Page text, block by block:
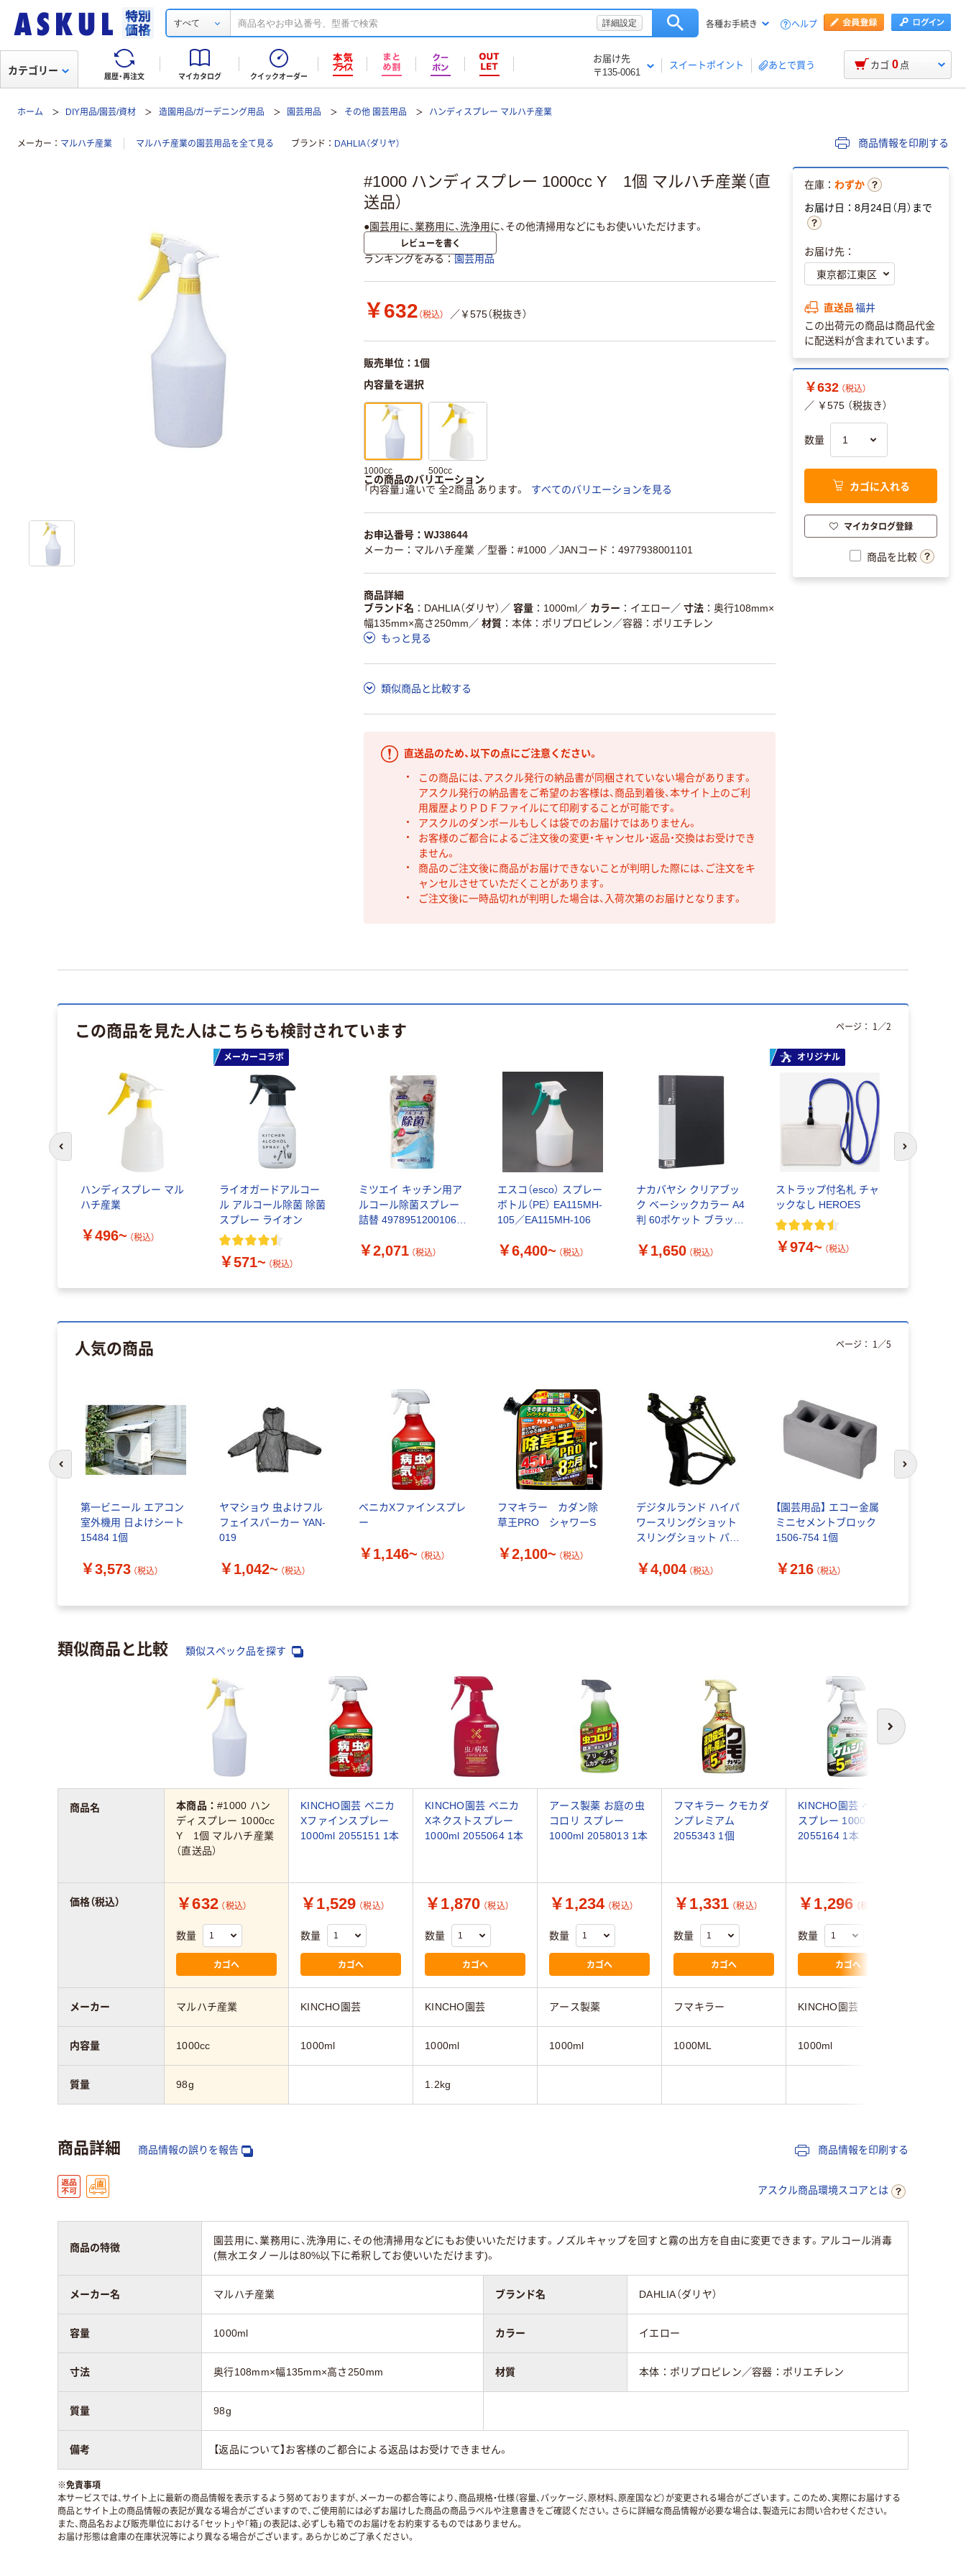
すべて 詳細設定 各種お手続き ヘルプ
履歴・再注文 マイカタログ クイックオーダー
お届け先
〒135-0061
スイートポイント あとで買う
カテゴリー カゴ 0 点
ホーム DIY用品/園芸/資材 造園用品/ガーデニング用品 園芸用品 その他 園芸用品 ハンディスプレー マルハチ産業
メーカー マルハチ産業 マルハチ産業の園芸用品を全て見る ブランド DAHLIA（ダリヤ） 商品情報を印刷する
#1000 ハンディスプレー 1000cc Y 1個 マルハチ産業（直
送品）
●園芸用に、業務用に、洗浄用に、その他清掃用などにもお使いいただけます。
レビューを書く
ランキングをみる 園芸用品
￥632 （税込） ／￥575（税抜き）
販売単位：1個
内容量を選択
1000cc 500cc
この商品のバリエーション
「内容量」違いで 全2商品 あります。
すべてのバリエーションを見る
お申込番号：WJ38644
メーカー：マルハチ産業 ／型番：#1000 ／JANコード：4977938001101
商品詳細
ブランド名
DAHLIA（ダリヤ） ／ 容量 1000ml／ カラー イエロー ／ 寸法
奥行108mm×
幅135mm×高さ250mm ／ 材質
本体：ポリプロピレン／容器：ポリエチレン
もっと見る
類似商品と比較する
直送品のため、以下の点にご注意ください。
この商品には、アスクル発行の納品書が同梱されていない場合があります。
アスクル発行の納品書をご希望のお客様は、商品到着後、本サイト上のご利
用履歴よりＰＤＦファイルにて印刷することが可能です。
アスクルのダンボールもしくは袋でのお届けではありません。
お客様のご都合によるご注文後の変更・キャンセル・返品・交換はお受けでき
ません。
商品のご注文後に商品がお届けできないことが判明した際には、ご注文をキ
ャンセルさせていただくことがあります。
ご注文後に一時品切れが判明した場合は、入荷次第のお届けとなります。
在庫： わずか
お届け日：8月24日（月）まで
お届け先：
直送品福井
この出荷元の商品は商品代金
に配送料が含まれています。
￥632 （税込）
／ ￥575 （税抜き）
数量
カゴに入れる
マイカタログ登録
商品を比較
この商品を見た人はこちらも検討されています
ハンディスプレー マル
ハチ産業
￥496~ （税込）
メーカーコラボ
ライオガードアルコー
ル アルコール除菌 除菌
スプレー ライオン
￥571~ （税込）
ミツエイ キッチン用ア
ルコール除菌スプレー
詰替 4978951200106 1
送品）
￥2,071 （税込）
エスコ（esco） スプレー
ボトル（PE） EA115MH-
105／EA115MH-106
￥6,400~ （税込）
ナカバヤシ クリアブッ
ク ベーシックカラー A4
判 60ポケット ブラック
￥1,650 （税込）
オリジナル
ストラップ付名札 チャ
ックなし HEROES
￥974~ （税込）
ページ： 1 ／2
前のスライドへ 次のスライド
人気の商品
第一ビニール エアコン
室外機用 日よけシート
15484 1個
￥3,573 （税込）
ヤマショウ 虫よけフル
フェイスパーカー YAN-
019
￥1,042~ （税込）
ベニカXファインスプレ
ー
￥1,146~ （税込）
フマキラー カダン除
草王PRO シャワーS
￥2,100~ （税込）
デジタルランド ハイパ
ワースリングショット
スリングショット パチ
対策 DL-80221 1個（直
￥4,004 （税込）
【園芸用品】 エコー金属
ミニセメントブロック
1506-754 1個
￥216 （税込）
ページ： 1 ／5
前のスライドへ 次のスライド
類似商品と比較 類似スペック品を探す
次へ
本商品：#1000 ハン
ディスプレー 1000cc
Y 1個 マルハチ産業
（直送品）
KINCHO園芸 ベニカ
Xファインスプレー
1000ml 2055151 1本
KINCHO園芸 ベニカ
Xネクストスプレー
1000ml 2055064 1本
アース製薬 お庭の虫
コロリ スプレー
1000ml 2058013 1本
フマキラー クモカダ
ンプレミアム
2055343 1個
KINCHO園芸 ベニカJ
スプレー 1000ml
2055164 1本
￥632 （税込）
数量
カゴへ
￥1,529 （税込）
数量
カゴへ
￥1,870 （税込）
数量
カゴへ
￥1,234 （税込）
数量
カゴへ
￥1,331 （税込）
数量
カゴへ
￥1,296 （税込）
数量
カゴへ
マルハチ産業 KINCHO園芸 KINCHO園芸 アース製薬 フマキラー KINCHO園芸
1000cc 1000ml 1000ml 1000ml 1000ML 1000ml
98g 1.2kg
商品名
価格（税込）
メーカー
内容量
質量
商品詳細 商品情報の誤りを報告 商品情報を印刷する
アスクル商品環境スコアとは
商品の特徴
園芸用に、業務用に、洗浄用に、その他清掃用などにもお使いいただけます。ノズルキャップを回すと霧の出方を自由に変更できます。アルコール消毒
(無水エタノールは80%以下に希釈してお使いいただけます)。
メーカー名 マルハチ産業 ブランド名 DAHLIA（ダリヤ）
容量 1000ml カラー イエロー
寸法 奥行108mm×幅135mm×高さ250mm 材質 本体：ポリプロピレン／容器：ポリエチレン
質量 98g
備考 【返品について】お客様のご都合による返品はお受けできません。
※免責事項
本サービスでは、サイト上に最新の商品情報を表示するよう努めておりますが、メーカーの都合等により、商品規格・仕様（容量、パッケージ、原材料、原産国など）が変更される場合がございます。このため、実際にお届けする
商品とサイト上の商品情報の表記が異なる場合がございますので、ご使用前には必ずお届けした商品の商品ラベルや注意書きをご確認ください。さらに詳細な商品情報が必要な場合は、製造元にお問い合わせください。
また、商品名および販売単位における「セット」や「箱」の表記は、必ずしも箱でのお届けをお約束するものではありません。
お届け形態は倉庫の在庫状況等により異なる場合がございます。あらかじめご了承ください。